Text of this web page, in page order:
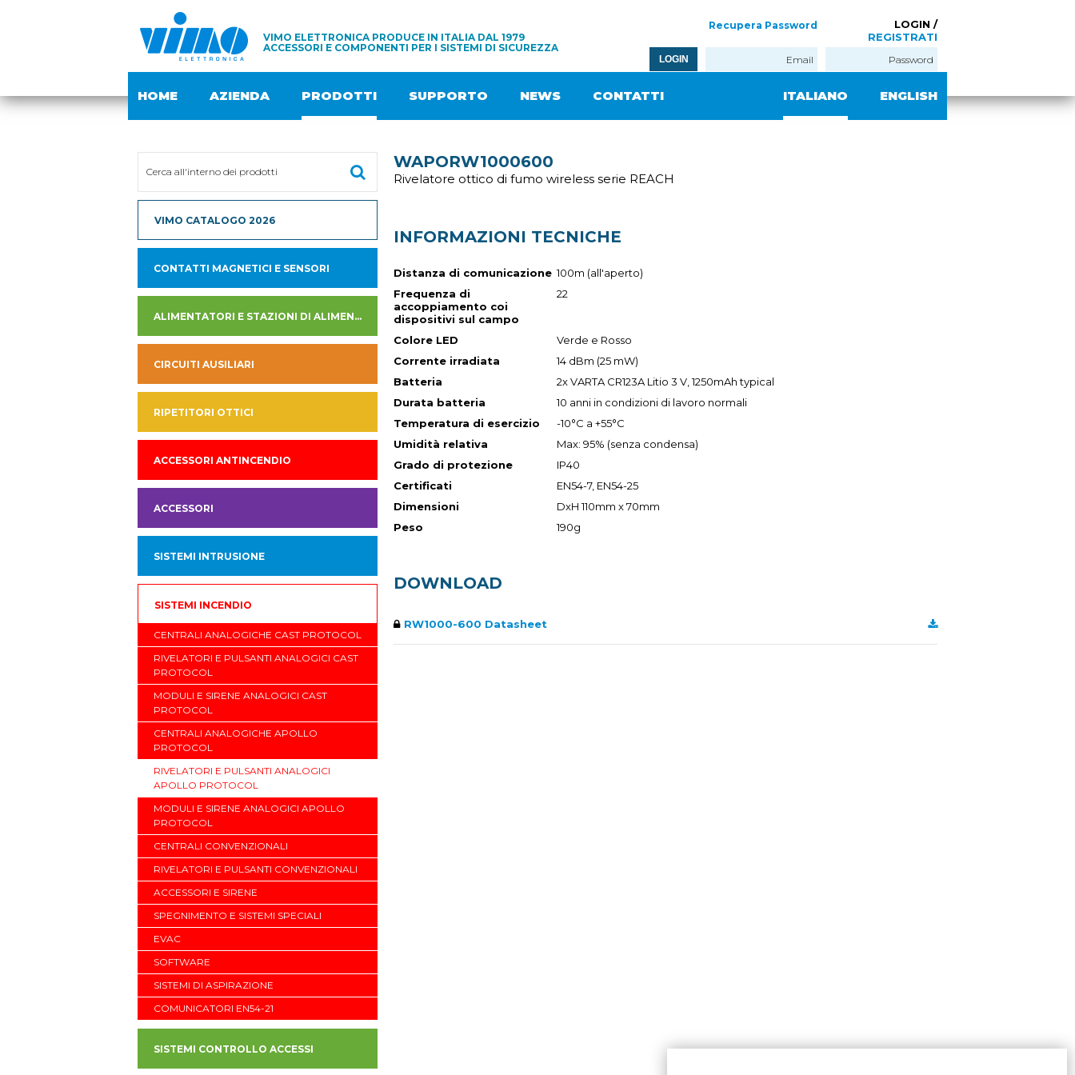
VIMO ELETTRONICA PRODUCE IN ITALIA DAL 1979
ACCESSORI E COMPONENTI PER I SISTEMI DI SICUREZZA
LOGIN /
REGISTRATI
Recupera Password
LOGIN
HOME AZIENDA PRODOTTI SUPPORTO NEWS CONTATTI ENGLISH
ITALIANO
VIMO CATALOGO 2026
CONTATTI MAGNETICI E SENSORI
ALIMENTATORI E STAZIONI DI ALIMENTAZIONE
CIRCUITI AUSILIARI
RIPETITORI OTTICI
ACCESSORI ANTINCENDIO
ACCESSORI
SISTEMI INTRUSIONE
SISTEMI INCENDIO
CENTRALI ANALOGICHE CAST PROTOCOL
RIVELATORI E PULSANTI ANALOGICI CAST
PROTOCOL
MODULI E SIRENE ANALOGICI CAST
PROTOCOL
CENTRALI ANALOGICHE APOLLO
PROTOCOL
RIVELATORI E PULSANTI ANALOGICI
APOLLO PROTOCOL
MODULI E SIRENE ANALOGICI APOLLO
PROTOCOL
CENTRALI CONVENZIONALI
RIVELATORI E PULSANTI CONVENZIONALI
ACCESSORI E SIRENE
SPEGNIMENTO E SISTEMI SPECIALI
EVAC
SOFTWARE
SISTEMI DI ASPIRAZIONE
COMUNICATORI EN54-21
SISTEMI CONTROLLO ACCESSI
WAPORW1000600
Rivelatore ottico di fumo wireless serie REACH
INFORMAZIONI TECNICHE
Distanza di comunicazione 100m (all'aperto)
Frequenza di
accoppiamento coi
dispositivi sul campo
22
Colore LED
Verde e Rosso
Corrente irradiata
14 dBm (25 mW)
Batteria
2x VARTA CR123A Litio 3 V, 1250mAh typical
Durata batteria
10 anni in condizioni di lavoro normali
Temperatura di esercizio
-10°C a +55°C
Umidità relativa
Max: 95% (senza condensa)
Grado di protezione
IP40
Certificati
EN54-7, EN54-25
Dimensioni
DxH 110mm x 70mm
Peso
190g
DOWNLOAD
RW1000-600 Datasheet